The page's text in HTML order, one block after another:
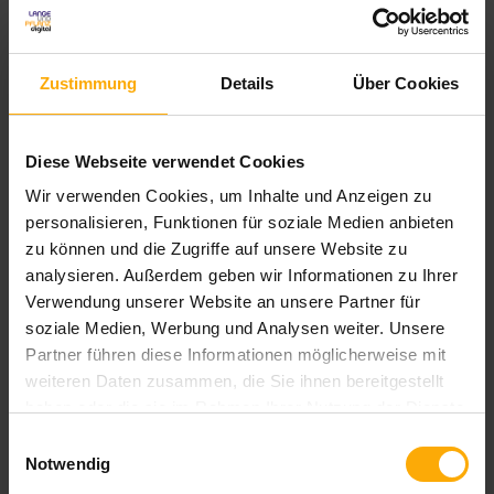
Zustimmung Details Über Cookies
Diese Webseite verwendet Cookies
Wir verwenden Cookies, um Inhalte und Anzeigen zu
personalisieren, Funktionen für soziale Medien anbieten
zu können und die Zugriffe auf unsere Website zu
analysieren. Außerdem geben wir Informationen zu Ihrer
Verwendung unserer Website an unsere Partner für
soziale Medien, Werbung und Analysen weiter. Unsere
Partner führen diese Informationen möglicherweise mit
weiteren Daten zusammen, die Sie ihnen bereitgestellt
Notwendig
Deutschsprachiger HubSpot Nutzer Blog
Blog für Anwender und Interessenten von HubSpot
aus Deutschland. Hier finden Sie die komplette Übersicht zu